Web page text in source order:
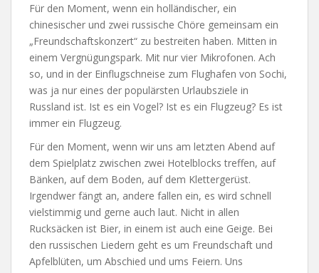
Für den Moment, wenn ein holländischer, ein
chinesischer und zwei russische Chöre gemeinsam ein
„Freundschaftskonzert“ zu bestreiten haben. Mitten in
einem Vergnügungspark. Mit nur vier Mikrofonen. Ach
so, und in der Einflugschneise zum Flughafen von Sochi,
was ja nur eines der populärsten Urlaubsziele in
Russland ist. Ist es ein Vogel? Ist es ein Flugzeug? Es ist
immer ein Flugzeug.
Für den Moment, wenn wir uns am letzten Abend auf
dem Spielplatz zwischen zwei Hotelblocks treffen, auf
Bänken, auf dem Boden, auf dem Klettergerüst.
Irgendwer fängt an, andere fallen ein, es wird schnell
vielstimmig und gerne auch laut. Nicht in allen
Rucksäcken ist Bier, in einem ist auch eine Geige. Bei
den russischen Liedern geht es um Freundschaft und
Apfelblüten, um Abschied und ums Feiern. Uns